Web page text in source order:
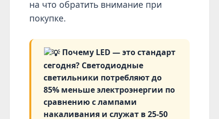
на что обратить внимание при
покупке.
Почему LED — это стандарт
сегодня? Светодиодные
светильники потребляют до
85% меньше электроэнергии по
сравнению с лампами
накаливания и служат в 25-50